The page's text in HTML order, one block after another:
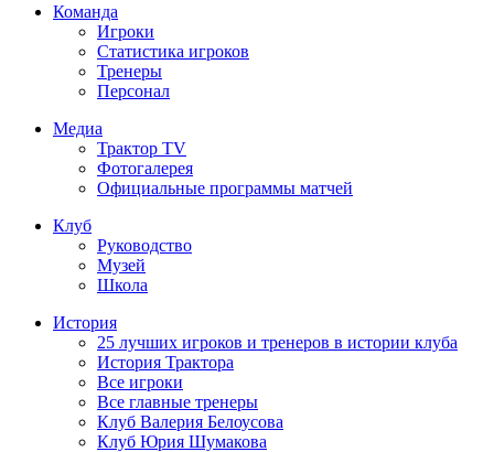
Команда
Игроки
Статистика игроков
Тренеры
Персонал
Медиа
Трактор TV
Фотогалерея
Официальные программы матчей
Клуб
Руководство
Музей
Школа
История
25 лучших игроков и тренеров в истории клуба
История Трактора
Все игроки
Все главные тренеры
Клуб Валерия Белоусова
Клуб Юрия Шумакова